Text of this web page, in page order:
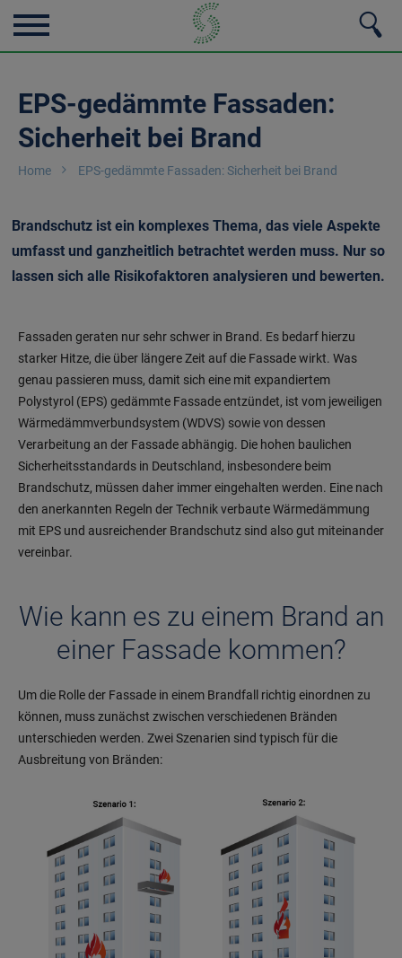
EPS-gedämmte Fassaden:
Sicherheit bei Brand
Home EPS-gedämmte Fassaden: Sicherheit bei Brand
Brandschutz ist ein komplexes Thema, das viele Aspekte
umfasst und ganzheitlich betrachtet werden muss. Nur so
lassen sich alle Risikofaktoren analysieren und bewerten.
Fassaden geraten nur sehr schwer in Brand. Es bedarf hierzu
starker Hitze, die über längere Zeit auf die Fassade wirkt. Was
genau passieren muss, damit sich eine mit expandiertem
Polystyrol (EPS) gedämmte Fassade entzündet, ist vom jeweiligen
Wärmedämmverbundsystem (WDVS) sowie von dessen
Verarbeitung an der Fassade abhängig. Die hohen baulichen
Sicherheitsstandards in Deutschland, insbesondere beim
Brandschutz, müssen daher immer eingehalten werden. Eine nach
den anerkannten Regeln der Technik verbaute Wärmedämmung
mit EPS und ausreichender Brandschutz sind also gut miteinander
vereinbar.
Wie kann es zu einem Brand an
einer Fassade kommen?
Um die Rolle der Fassade in einem Brandfall richtig einordnen zu
können, muss zunächst zwischen verschiedenen Bränden
unterschieden werden. Zwei Szenarien sind typisch für die
Ausbreitung von Bränden: